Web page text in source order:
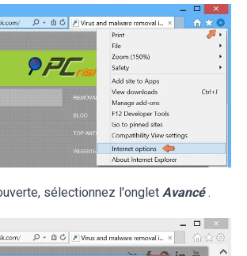
sélectionnez l'onglet Avancé .